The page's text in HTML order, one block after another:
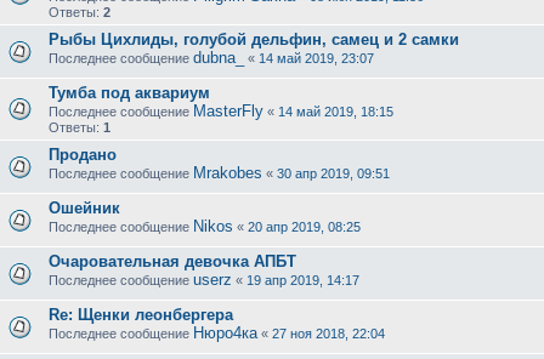
Ответы: 2
Рыбы Цихлиды, голубой дельфин, самец и 2 самки
Последнее сообщение dubna_ « 14 май 2019, 23:07
Тумба под аквариум
Последнее сообщение MasterFly « 14 май 2019, 18:15
Ответы: 1
Продано
Последнее сообщение Mrakobes « 30 апр 2019, 09:51
Ошейник
Последнее сообщение Nikos « 20 апр 2019, 08:25
Очаровательная девочка АПБТ
Последнее сообщение userz « 19 апр 2019, 14:17
Re: Щенки леонбергера
Последнее сообщение Нюро4ка « 27 ноя 2018, 22:04